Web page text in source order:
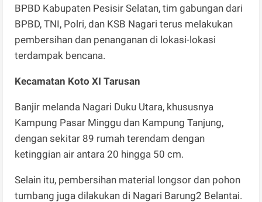
BPBD Kabupaten Pesisir Selatan, tim gabungan dari
BPBD, TNI, Polri, dan KSB Nagari terus melakukan
pembersihan dan penanganan di lokasi-lokasi
terdampak bencana.
Kecamatan Koto XI Tarusan
Banjir melanda Nagari Duku Utara, khususnya
Kampung Pasar Minggu dan Kampung Tanjung,
dengan sekitar 89 rumah terendam dengan
ketinggian air antara 20 hingga 50 cm.
Selain itu, pembersihan material longsor dan pohon
tumbang juga dilakukan di Nagari Barung2 Belantai.